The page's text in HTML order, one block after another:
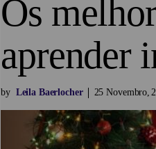
Os
aprender
by Leila Baerlocher 25 Novembro